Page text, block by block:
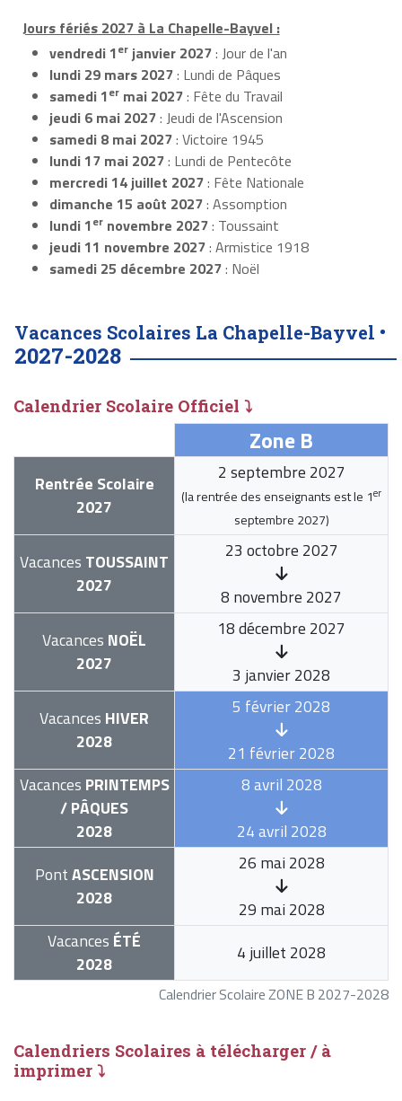
Jours fériés 2027 à La Chapelle-Bayvel :
vendredi 1er janvier 2027: Jour de l'an
lundi 29 mars 2027: Lundi de Pâques
samedi 1er mai 2027: Fête du Travail
jeudi 6 mai 2027: Jeudi de l'Ascension
samedi 8 mai 2027: Victoire 1945
lundi 17 mai 2027: Lundi de Pentecôte
mercredi 14 juillet 2027: Fête Nationale
dimanche 15 août 2027: Assomption
lundi 1er novembre 2027: Toussaint
jeudi 11 novembre 2027: Armistice 1918
samedi 25 décembre 2027: Noël
Vacances Scolaires La Chapelle-Bayvel •
2027-2028
Calendrier Scolaire Officiel ⤵
Calendrier Scolaire ZONE B 2027-2028
Zone B
Rentrée Scolaire
2027
2 septembre 2027
(la rentrée des enseignants est le 1er
septembre 2027)
Vacances TOUSSAINT
2027
23 octobre 2027
8 novembre 2027
Vacances NOËL
2027
18 décembre 2027
3 janvier 2028
Vacances HIVER
2028
5 février 2028
21 février 2028
Vacances PRINTEMPS
/ PÂQUES
2028
8 avril 2028
24 avril 2028
PontASCENSION
2028
26 mai 2028
29 mai 2028
Vacances ÉTÉ
2028
4 juillet 2028
Calendriers Scolaires à télécharger / à
imprimer ⤵